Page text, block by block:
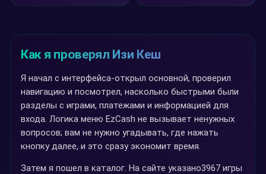
Как я проверял Изи Кеш
Я начал с интерфейса-открыл основной, проверил
навигацию и посмотрел, насколько быстрыми были
разделы с играми, платежами и информацией для
входа. Логика меню EzCash не вызывает ненужных
вопросов; вам не нужно угадывать, где нажать
кнопку далее, и это сразу экономит время.
Затем я пошел в каталог. На сайте указано3967 игры